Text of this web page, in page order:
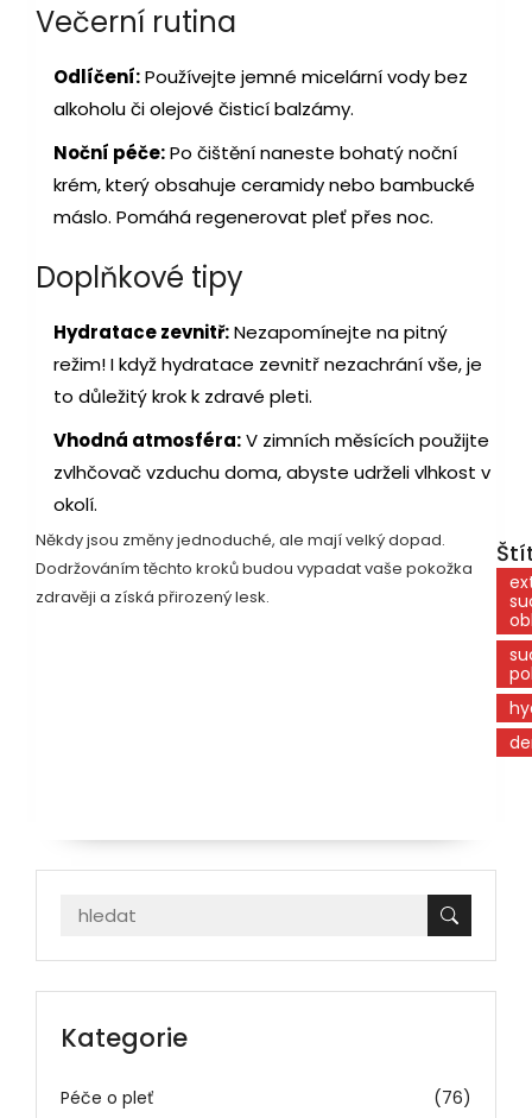
Večerní rutina
Odlíčení:Používejte jemné micelární vody bez
alkoholu či olejové čisticí balzámy.
Noční péče:Po čištění naneste bohatý noční
krém, který obsahuje ceramidy nebo bambucké
máslo. Pomáhá regenerovat pleť přes noc.
Doplňkové tipy
Hydratace zevnitř:Nezapomínejte na pitný
režim! I když hydratace zevnitř nezachrání vše, je
to důležitý krok k zdravé pleti.
Vhodná atmosféra:V zimních měsících použijte
zvlhčovač vzduchu doma, abyste udrželi vlhkost v
okolí.
Někdy jsou změny jednoduché, ale mají velký dopad.
Dodržováním těchto kroků budou vypadat vaše pokožka
zdravěji a získá přirozený lesk.
Kategorie
Péče o pleť (76)